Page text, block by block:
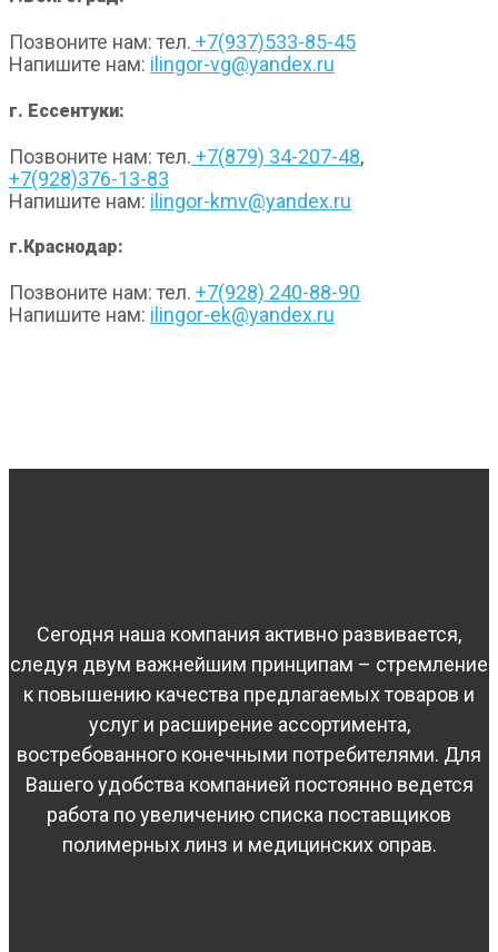
Позвоните нам: тел. +7(937)533-85-45
Напишите нам: ilingor-vg@yandex.ru
г. Ессентуки:
Позвоните нам: тел. +7(879) 34-207-48,
+7(928)376-13-83
Напишите нам: ilingor-kmv@yandex.ru
г.Краснодар:
Позвоните нам: тел. +7(928) 240-88-90
Напишите нам: ilingor-ek@yandex.ru
Сегодня наша компания активно развивается,
следуя двум важнейшим принципам – стремление
к повышению качества предлагаемых товаров и
услуг и расширение ассортимента,
востребованного конечными потребителями. Для
Вашего удобства компанией постоянно ведется
работа по увеличению списка поставщиков
полимерных линз и медицинских оправ.